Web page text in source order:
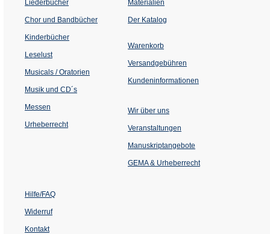
Liederbücher
Chor und Bandbücher
Kinderbücher
Leselust
Musicals / Oratorien
Musik und CD´s
Messen
Urheberrecht
Materialien
Der Katalog
Warenkorb
Versandgebühren
Kundeninformationen
Wir über uns
Veranstaltungen
einem
Tab)
Manuskriptangebote
GEMA & Urheberrecht
Hilfe/FAQ
Widerruf
Kontakt